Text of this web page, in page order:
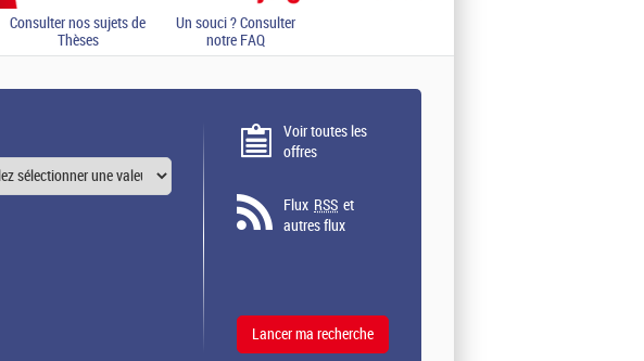
Consulter nos sujets de
Thèses
Un souci ? Consulter
notre FAQ
Voir toutes les
offres
Flux RSS et
autres flux